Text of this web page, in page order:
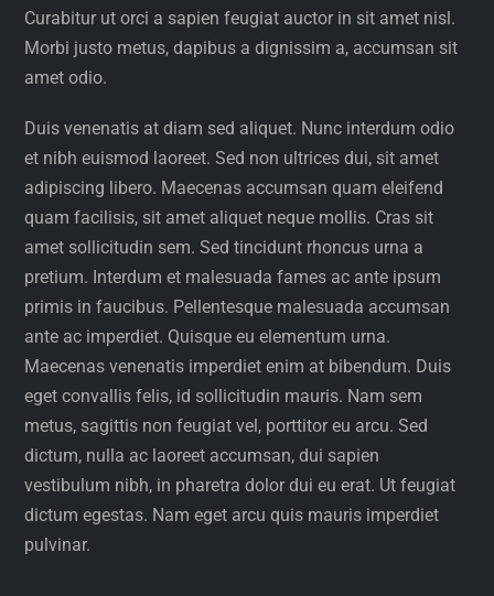
Curabitur ut orci a sapien feugiat auctor in sit amet nisl.
Morbi justo metus, dapibus a dignissim a, accumsan sit
amet odio.
Duis venenatis at diam sed aliquet. Nunc interdum odio
et nibh euismod laoreet. Sed non ultrices dui, sit amet
adipiscing libero. Maecenas accumsan quam eleifend
quam facilisis, sit amet aliquet neque mollis. Cras sit
amet sollicitudin sem. Sed tincidunt rhoncus urna a
pretium. Interdum et malesuada fames ac ante ipsum
primis in faucibus. Pellentesque malesuada accumsan
ante ac imperdiet. Quisque eu elementum urna.
Maecenas venenatis imperdiet enim at bibendum. Duis
eget convallis felis, id sollicitudin mauris. Nam sem
metus, sagittis non feugiat vel, porttitor eu arcu. Sed
dictum, nulla ac laoreet accumsan, dui sapien
vestibulum nibh, in pharetra dolor dui eu erat. Ut feugiat
dictum egestas. Nam eget arcu quis mauris imperdiet
pulvinar.